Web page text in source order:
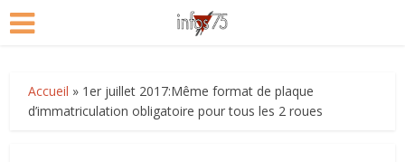
Accueil » 1er juillet 2017:Même format de plaque
d’immatriculation obligatoire pour tous les 2 roues